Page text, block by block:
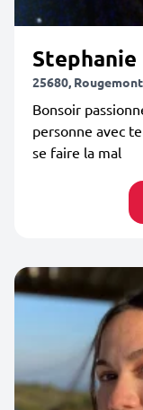
Stephanie
25680, Rougemont
Bonsoir
personne avec
se faire la mal